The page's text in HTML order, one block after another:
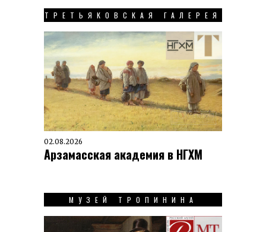
ТРЕТЬЯКОВСКАЯ ГАЛЕРЕЯ
02.08.2026
Арзамасская академия в НГХМ
МУЗЕЙ ТРОПИНИНА